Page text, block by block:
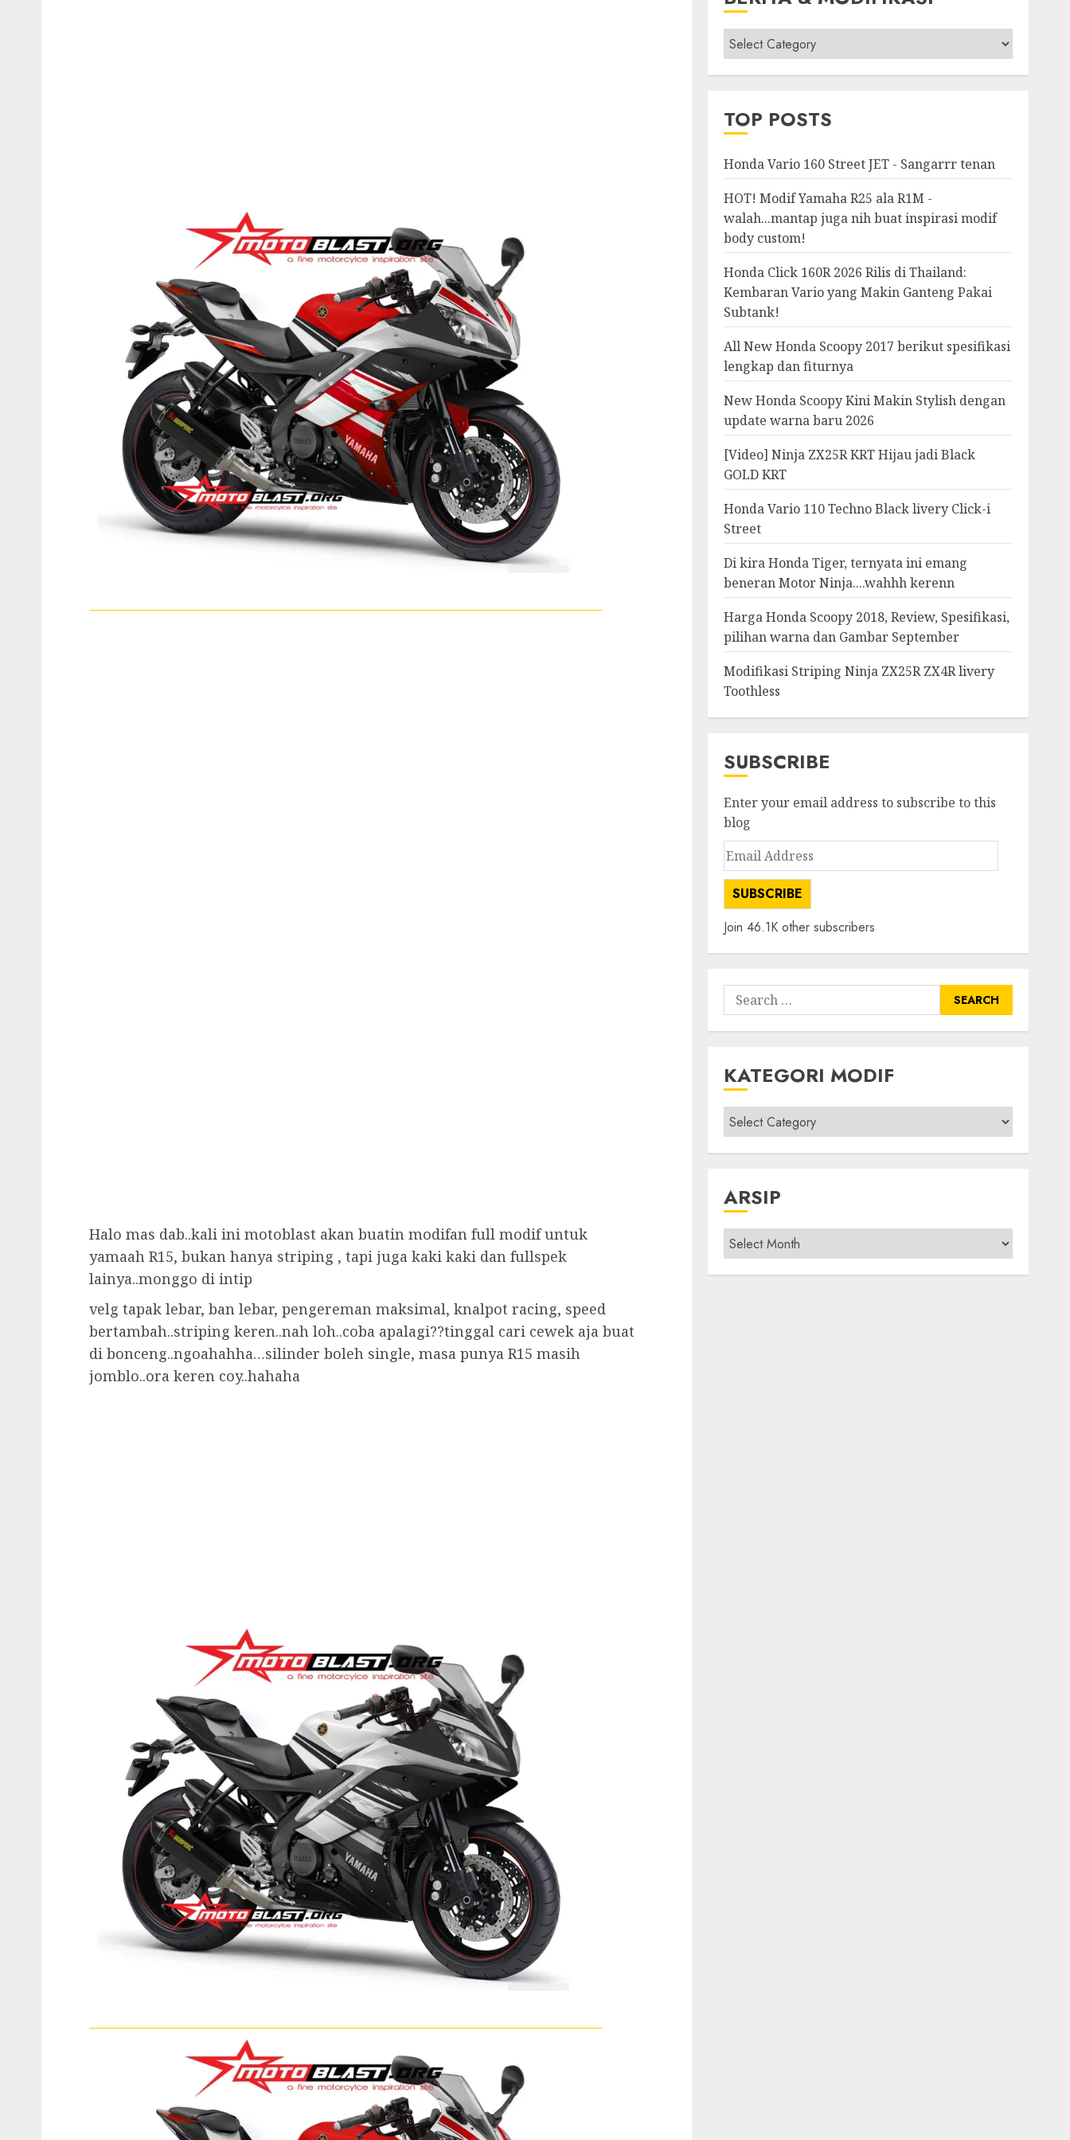
Halo mas dab..kali ini motoblast akan buatin modifan full modif untuk
yamaah R15, bukan hanya striping , tapi juga kaki kaki dan fullspek
lainya..monggo di intip
velg tapak lebar, ban lebar, pengereman maksimal, knalpot racing, speed
bertambah..striping keren..nah loh..coba apalagi??tinggal cari cewek aja buat
di bonceng..ngoahahha…silinder boleh single, masa punya R15 masih
jomblo..ora keren coy..hahaha
Berita
&
Modifikasi
TOP POSTS
Honda Vario 160 Street JET - Sangarrr tenan
HOT! Modif Yamaha R25 ala R1M -
walah...mantap juga nih buat inspirasi modif
body custom!
Honda Click 160R 2026 Rilis di Thailand:
Kembaran Vario yang Makin Ganteng Pakai
Subtank!
All New Honda Scoopy 2017 berikut spesifikasi
lengkap dan fiturnya
New Honda Scoopy Kini Makin Stylish dengan
update warna baru 2026
[Video] Ninja ZX25R KRT Hijau jadi Black
GOLD KRT
Honda Vario 110 Techno Black livery Click-i
Street
Di kira Honda Tiger, ternyata ini emang
beneran Motor Ninja....wahhh kerenn
Harga Honda Scoopy 2018, Review, Spesifikasi,
pilihan warna dan Gambar September
Modifikasi Striping Ninja ZX25R ZX4R livery
Toothless
SUBSCRIBE
Enter your email address to subscribe to this
blog
Email
Address
SUBSCRIBE
Join 46.1K other subscribers
Search
for:
KATEGORI MODIF
Kategori
modif
ARSIP
Arsip